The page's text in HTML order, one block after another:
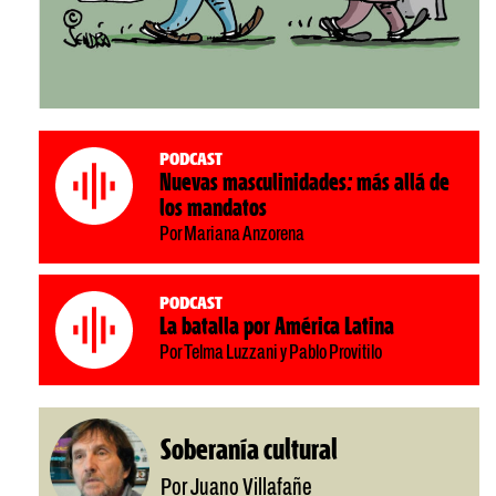
Podcast
Nuevas masculinidades: más allá de
los mandatos
Por Mariana Anzorena
Podcast
La batalla por América Latina
Por Telma Luzzani y Pablo Provitilo
Soberanía cultural
Por Juano Villafañe